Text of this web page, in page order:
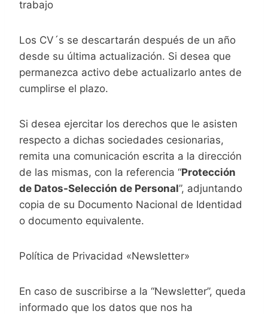
trabajo
Los CV´s se descartarán después de un año
desde su última actualización. Si desea que
permanezca activo debe actualizarlo antes de
cumplirse el plazo.
Si desea ejercitar los derechos que le asisten
respecto a dichas sociedades cesionarias,
remita una comunicación escrita a la dirección
de las mismas, con la referencia “Protección
de Datos-Selección de Personal”, adjuntando
copia de su Documento Nacional de Identidad
o documento equivalente.
Política de Privacidad «Newsletter»
En caso de suscribirse a la “Newsletter”, queda
informado que los datos que nos ha